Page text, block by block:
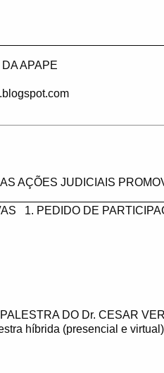
APAPE
AÇÕES JUDICIAIS
1. PEDIDO DE
DO Dr. CESAR
híbrida (presencial e